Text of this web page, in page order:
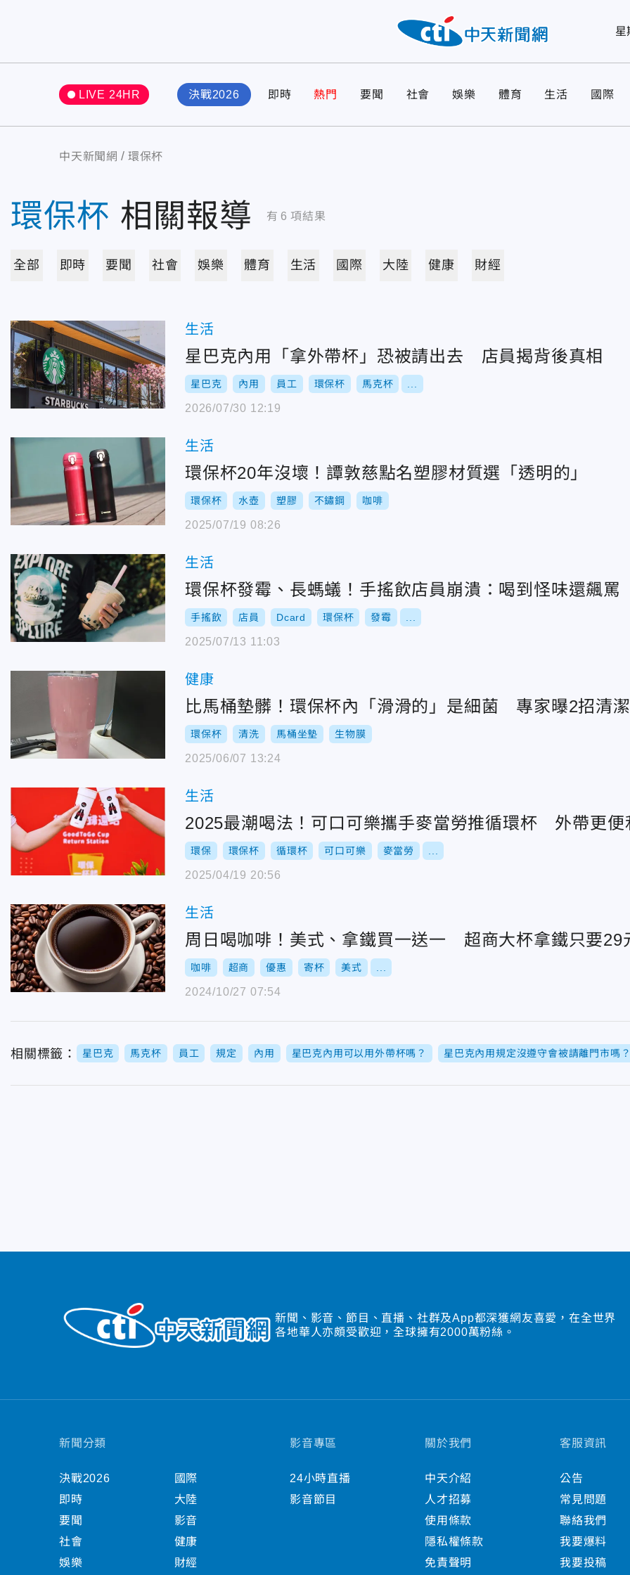
星
LIVE 24HR 決戰2026 即時 熱門 要聞 社會 娛樂 體育 生活 國際
中天新聞網 環保杯
環保杯 相關報導 有 6 項結果
全部 即時 要聞 社會 娛樂 體育 生活 國際 大陸 健康 財經
生活
星巴克內用「拿外帶杯」恐被請出去 店員揭背後真相
星巴克 內用 員工 環保杯 馬克杯
2026/07/30 12:19
生活
環保杯20年沒壞！譚敦慈點名塑膠材質選「透明的」
環保杯 水壺 塑膠 不鏽鋼 咖啡
2025/07/19 08:26
生活
環保杯發霉、長螞蟻！手搖飲店員崩潰：喝到怪味還飆罵
手搖飲 店員 Dcard 環保杯 發霉
2025/07/13 11:03
健康
比馬桶墊髒！環保杯內「滑滑的」是細菌 專家曝2招清潔
環保杯 清洗 馬桶坐墊 生物膜
2025/06/07 13:24
生活
2025最潮喝法！可口可樂攜手麥當勞推循環杯 外帶更便
環保 環保杯 循環杯 可口可樂 麥當勞
2025/04/19 20:56
生活
周日喝咖啡！美式、拿鐵買一送一 超商大杯拿鐵只要29
咖啡 超商 優惠 寄杯 美式
2024/10/27 07:54
相關標籤： 星巴克 馬克杯 員工 規定 內用 星巴克內用可以用外帶杯嗎？ 星巴克內用規定沒遵守會被請離門市嗎？
新聞、影音、節目、直播、社群及App都深獲網友喜愛，在全世界
各地華人亦頗受歡迎，全球擁有2000萬粉絲。
新聞分類
決戰2026
即時
要聞
社會
娛樂
國際
大陸
影音
健康
財經
影音專區
24小時直播
影音節目
關於我們
中天介紹
人才招募
使用條款
隱私權條款
免責聲明
客服資訊
公告
常見問題
聯絡我們
我要爆料
我要投稿